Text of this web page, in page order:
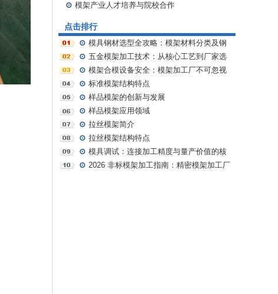
⊙ 模架产业人才培养与院校合作
点击排行
⊙ 模具钢材选型全攻略：模架材料分类及钢
材选择核心技巧
⊙ 五金模架加工技术：从核心工艺到厂家选
型的专业指南
⊙ 模架合模设备安全：模架加工厂不可忽视
的核心保障
⊙ 标准模架结构特点
⊙ 样品模架的创新与发展
⊙ 样品模架应用领域
⊙ 拉丝模架简介
⊙ 拉丝模架结构特点
⊙ 模具调试：连接加工精度与量产价值的核
心枢纽 | 模架厂家如何助力模具企业降本增效
⊙ 2026 非标模架加工指南：精密模架加工厂